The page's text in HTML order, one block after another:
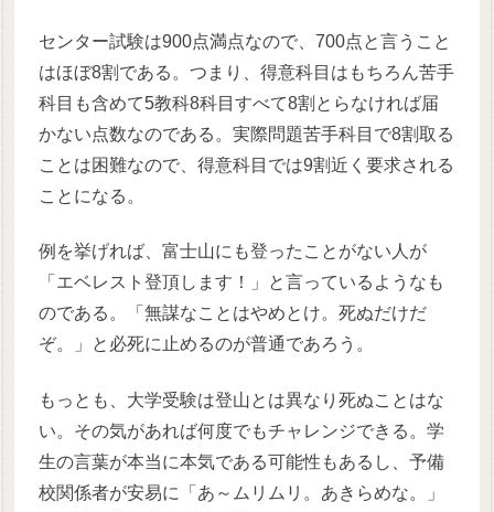
センター試験は900点満点なので、700点と言うこと
はほぼ8割である。つまり、得意科目はもちろん苦手
科目も含めて5教科8科目すべて8割とらなければ届
かない点数なのである。実際問題苦手科目で8割取る
ことは困難なので、得意科目では9割近く要求される
ことになる。
例を挙げれば、富士山にも登ったことがない人が
「エベレスト登頂します！」と言っているようなも
のである。「無謀なことはやめとけ。死ぬだけだ
ぞ。」と必死に止めるのが普通であろう。
もっとも、大学受験は登山とは異なり死ぬことはな
い。その気があれば何度でもチャレンジできる。学
生の言葉が本当に本気である可能性もあるし、予備
校関係者が安易に「あ～ムリムリ。あきらめな。」